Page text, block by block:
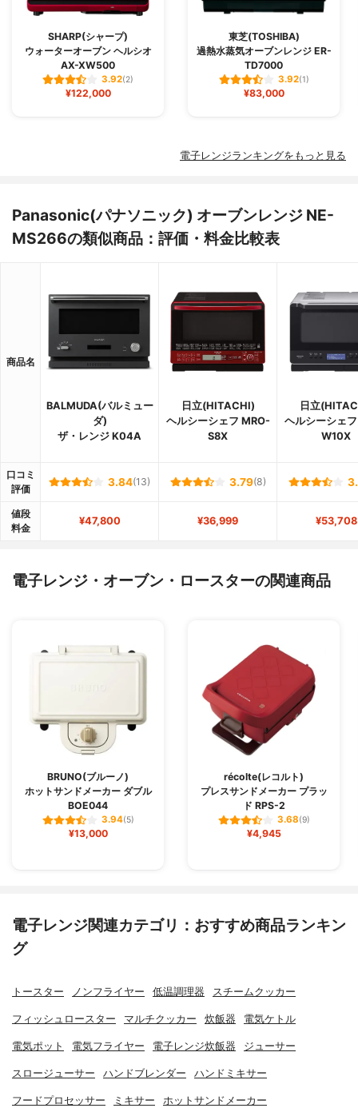
SHARP(シャープ)
ウォーターオーブン ヘルシオ
AX-XW500
3.92(2)
¥122,000
東芝(TOSHIBA)
過熱水蒸気オーブンレンジ ER-
TD7000
3.92(1)
¥83,000
電子レンジランキングをもっと見る
Panasonic(パナソニック) オーブンレンジ NE-
MS266の類似商品：評価・料金比較表
商品名
BALMUDA(バルミュー
ダ)
ザ・レンジ K04A
日立(HITACHI)
ヘルシーシェフ MRO-
S8X
日立
ヘルシーシェ
W10X
口コミ
評価
3.84(13) 3.79(8)
値段
料金
¥47,800 ¥36,999 ¥53,708
電子レンジ・オーブン・ロースターの関連商品
BRUNO(ブルーノ)
ホットサンドメーカー ダブル
BOE044
3.94(5)
¥13,000
récolte(レコルト)
プレスサンドメーカー プラッ
ド RPS-2
3.68(9)
¥4,945
電子レンジ関連カテゴリ：おすすめ商品ランキン
グ
トースター ノンフライヤー 低温調理器 スチームクッカー
フィッシュロースター マルチクッカー 炊飯器 電気ケトル
電気ポット 電気フライヤー 電子レンジ炊飯器 ジューサー
スロージューサー ハンドブレンダー ハンドミキサー
フードプロセッサー ミキサー ホットサンドメーカー